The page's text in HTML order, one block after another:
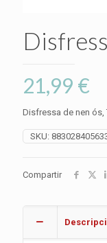
21,99 €
Disfressa de nen ós,
SKU:
Compartir